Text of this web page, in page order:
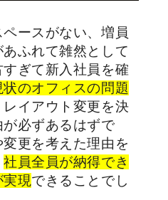
ースがない、増員
ふれて雑然として
ぎて新入社員を確
状のオフィスの問題
レイアウト変更を決
必ずあるはずで
更を考えた理由を
社員全員が納得でき
実現できることでし